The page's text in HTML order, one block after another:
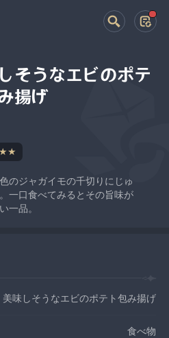
そうなエビのポテ
揚げ
のジャガイモの千切りにじゅ
一口食べてみるとその旨味が
一品。
美味しそうなエビのポテト包み揚げ
食べ物